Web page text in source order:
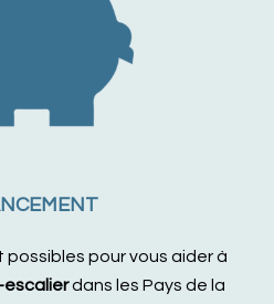
possibles pour vous aider à
escalierdans les Pays de la